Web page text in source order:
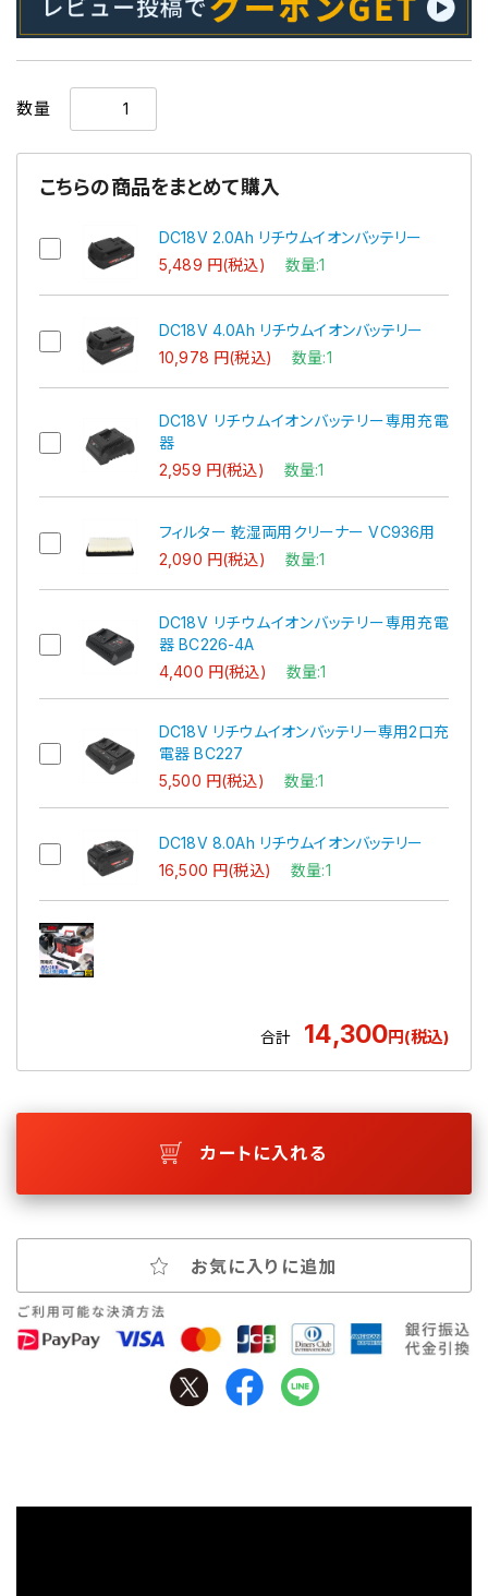
数量
こちらの商品をまとめて購入
DC18V 2.0Ah リチウムイオンバッテリー
5,489 円(税込) 数量:1
DC18V 4.0Ah リチウムイオンバッテリー
10,978 円(税込)数量:1
DC18V リチウムイオンバッテリー専用充電
器
2,959 円(税込) 数量:1
フィルター 乾湿両用クリーナー VC936用
2,090 円(税込) 数量:1
DC18V リチウムイオンバッテリー専用充電
器 BC226-4A
4,400 円(税込) 数量:1
DC18V リチウムイオンバッテリー専用2口充
電器 BC227
5,500 円(税込) 数量:1
DC18V 8.0Ah リチウムイオンバッテリー
16,500 円(税込)数量:1
合計 14,300円(税込)
カートに入れる
お気に入りに追加